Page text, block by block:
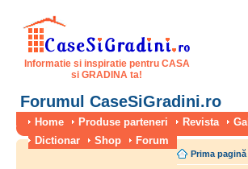
Informatie si inspiratie pentru CASA
si GRADINA ta!
Forumul CaseSiGradini.ro
Home Produse parteneri Revista
Dictionar
Shop Forum
Prima pagină